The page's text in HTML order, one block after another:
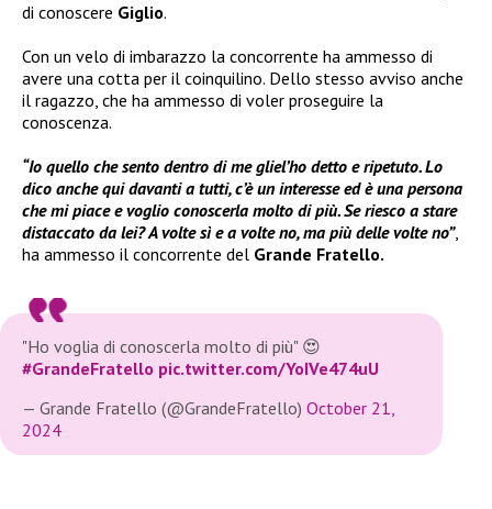
di conoscere Giglio.
Con un velo di imbarazzo la concorrente ha ammesso di
avere una cotta per il coinquilino. Dello stesso avviso anche
il ragazzo, che ha ammesso di voler proseguire la
conoscenza.
“Io quello che sento dentro di me gliel’ho detto e ripetuto. Lo
dico anche qui davanti a tutti, c’è un interesse ed è una persona
che mi piace e voglio conoscerla molto di più. Se riesco a stare
distaccato da lei? A volte sì e a volte no, ma più delle volte no”,
ha ammesso il concorrente del Grande Fratello.
"Ho voglia di conoscerla molto di più" 😍
#GrandeFratello pic.twitter.com/YoIVe474uU
— Grande Fratello (@GrandeFratello) October 21,
2024